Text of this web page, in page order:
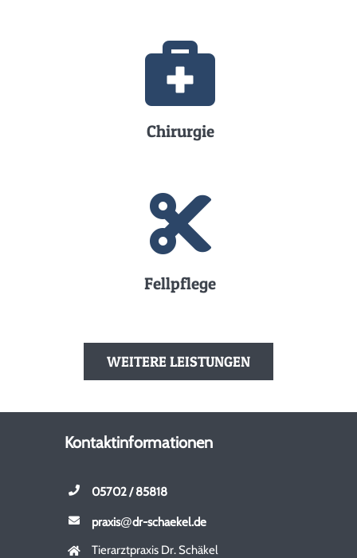
Chirurgie
Fellpflege
WEITERE LEISTUNGEN
Kontaktinformationen
05702 / 85818
praxis@dr-schaekel.de
Tierarztpraxis Dr. Schäkel